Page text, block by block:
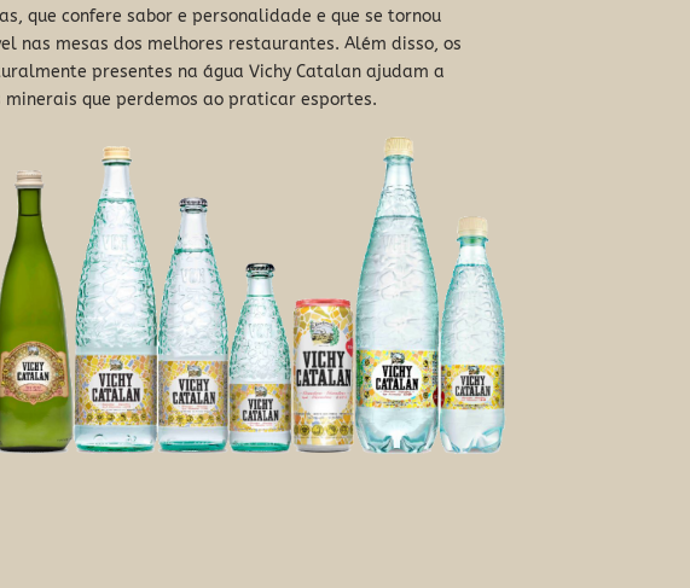
que confere sabor e personalidade e que se tornou
nas mesas dos melhores restaurantes. Além disso, os
presentes na água Vichy Catalan ajudam a
minerais que perdemos ao praticar esportes.